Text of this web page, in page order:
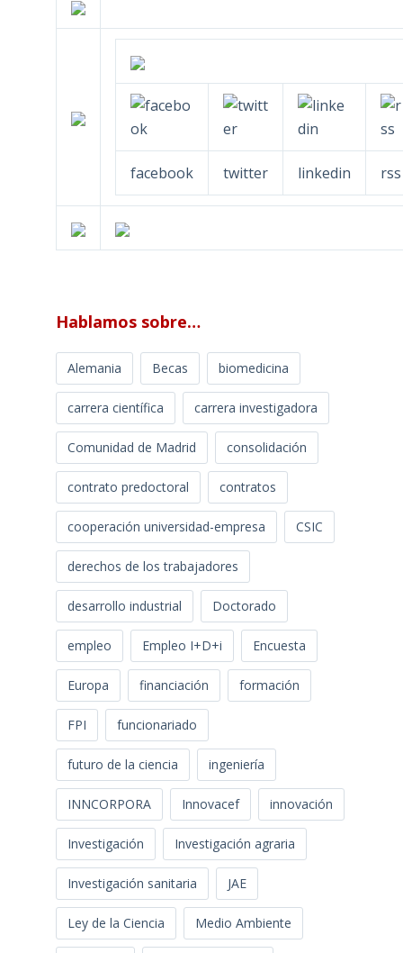
facebook twitter linkedin rss
Hablamos sobre…
Alemania Becas biomedicina
carrera científica carrera investigadora
Comunidad de Madrid consolidación
contrato predoctoral contratos
cooperación universidad-empresa CSIC
derechos de los trabajadores
desarrollo industrial Doctorado
empleo Empleo I+D+i Encuesta
Europa financiación formación
FPI funcionariado
futuro de la ciencia ingeniería
INNCORPORA Innovacef innovación
Investigación Investigación agraria
Investigación sanitaria JAE
Ley de la Ciencia Medio Ambiente